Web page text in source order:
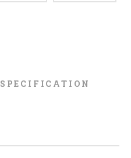
SPECIFICATION